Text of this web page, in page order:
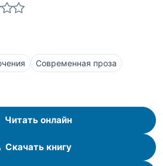
Современная проза
Читать онлайн
Скачать книгу